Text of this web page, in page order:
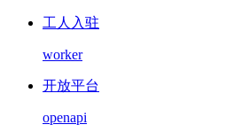
工人入驻
worker
开放平台
openapi